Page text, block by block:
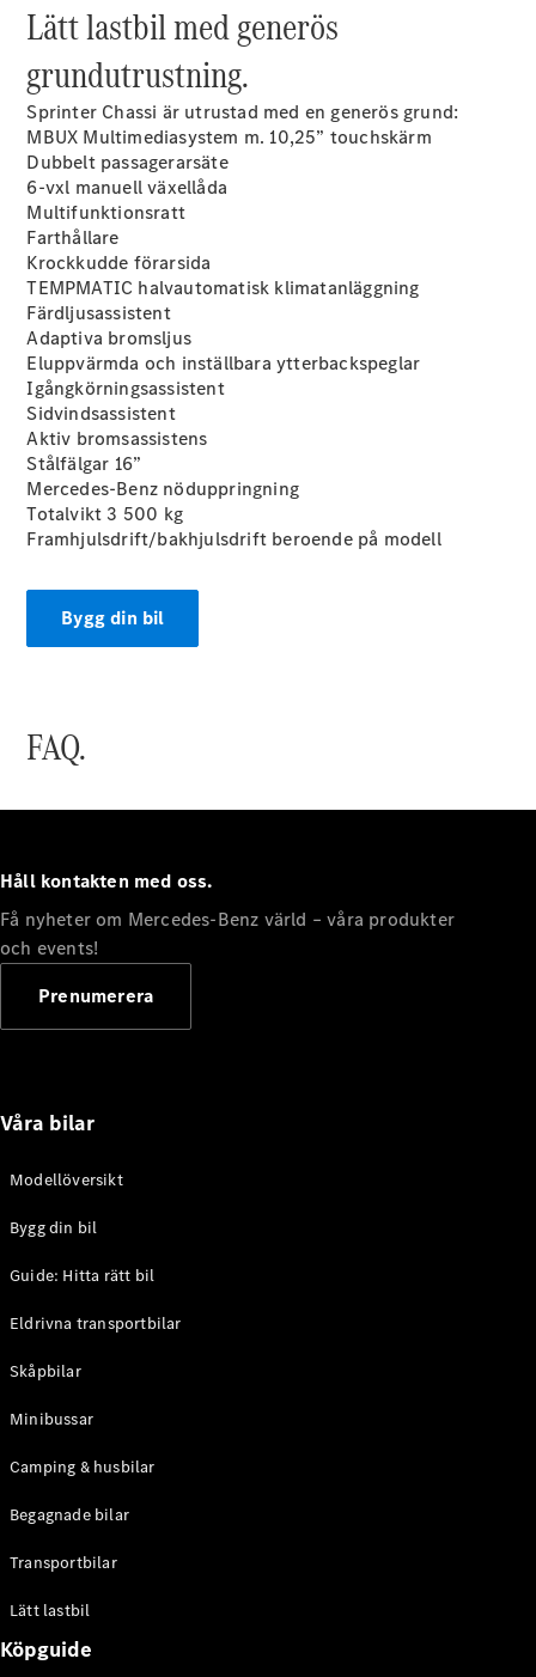
Alla Vito
Vito Skåpbil
Vito Mixto
Vito Tourer
Konfigurator
Hitta din
återförsäljare
Citan
Alla Citan
Citan
Skåpbil
Citan
Tourer
Konfigurator
Hitta din
återförsäljare
Familjebilar
Horizon
Marco Polo
Hitta din
eSprinter
Skåpbil
Elektrisk
eSprinter
Hitta din
återförsäljare
eVito
Lätt lastbil med generös
grundutrustning.
Sprinter Chassi är utrustad med en generös grund:
MBUX Multimediasystem m. 10,25” touchskärm
Dubbelt passagerarsäte
6-vxl manuell växellåda
Multifunktionsratt
Farthållare
Krockkudde förarsida
TEMPMATIC halvautomatisk klimatanläggning
Färdljusassistent
Adaptiva bromsljus
Eluppvärmda och inställbara ytterbackspeglar
Igångkörningsassistent
Sidvindsassistent
Aktiv bromsassistens
Stålfälgar 16”
Mercedes-Benz nöduppringning
Totalvikt 3 500 kg
Framhjulsdrift/bakhjulsdrift beroende på modell
Bygg din bil
FAQ.
Håll kontakten med oss.
Få nyheter om Mercedes-Benz värld – våra produkter
och events!
Prenumerera
Våra bilar
Modellöversikt
Bygg din bil
Guide: Hitta rätt bil
Eldrivna transportbilar
Skåpbilar
Minibussar
Camping & husbilar
Begagnade bilar
Transportbilar
Lätt lastbil
Köpguide